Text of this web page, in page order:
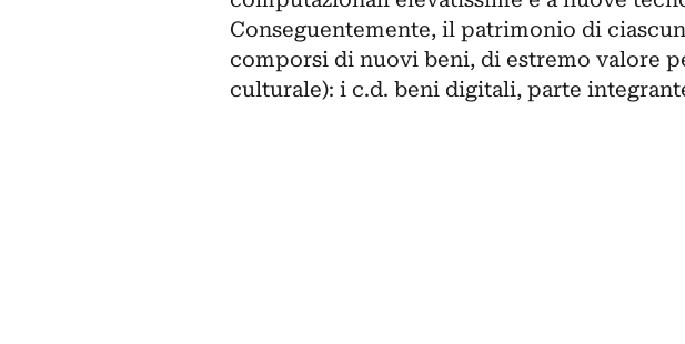
Conseguentemente, il patrimonio di
comporsi di nuovi beni, di estremo valore
culturale): i c.d. beni digitali, parte